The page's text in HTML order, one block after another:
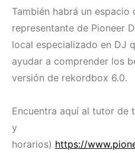
También habrá un espacio
representante de Pioneer
local especializado en DJ
ayudar a comprender los
versión de rekordbox 6.0.
Encuentra aquí al tutor de
y
horarios) https://